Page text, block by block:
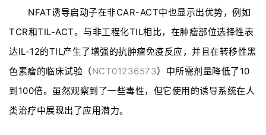
NFAT诱导启动子在非CAR-ACT中也显示出优势，例如
TCR和TIL-ACT。与非工程化TIL相比，在肿瘤部位选择性表
达IL-12的TIL产生了增强的抗肿瘤免疫反应，并且在转移性黑
色素瘤的临床试验（NCT01236573）中所需剂量降低了10
到100倍。虽然观察到了一些毒性，但它使用的诱导系统在人
类治疗中展现出了应用潜力。